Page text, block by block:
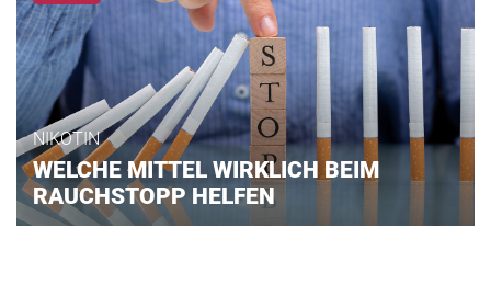
NIKOTIN
WELCHE MITTEL WIRKLICH BEIM
RAUCHSTOPP HELFEN